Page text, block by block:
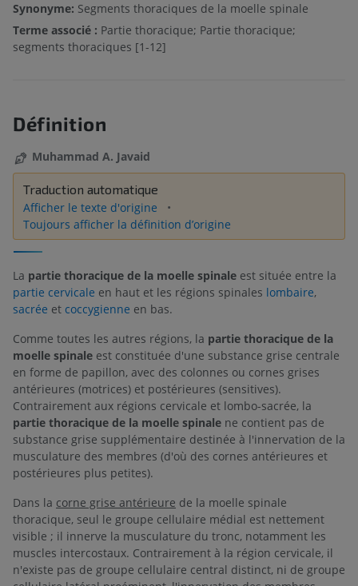
Synonyme: Segments thoraciques de la moelle spinale
Terme associé : Partie thoracique; Partie thoracique;
segments thoraciques [1-12]
Définition
Muhammad A. Javaid
Traduction automatique
Afficher le texte d'origine
Toujours afficher la définition d’origine
La partie thoracique de la moelle spinale est située entre la
partie cervicale en haut et les régions spinales lombaire,
sacrée et coccygienne en bas.
Comme toutes les autres régions, la partie thoracique de la
moelle spinale est constituée d'une substance grise centrale
en forme de papillon, avec des colonnes ou cornes grises
antérieures (motrices) et postérieures (sensitives).
Contrairement aux régions cervicale et lombo-sacrée, la
partie thoracique de la moelle spinale ne contient pas de
substance grise supplémentaire destinée à l'innervation de la
musculature des membres (d'où des cornes antérieures et
postérieures plus petites).
Dans la corne grise antérieure de la moelle spinale
thoracique, seul le groupe cellulaire médial est nettement
visible ; il innerve la musculature du tronc, notamment les
muscles intercostaux. Contrairement à la région cervicale, il
n'existe pas de groupe cellulaire central distinct, ni de groupe